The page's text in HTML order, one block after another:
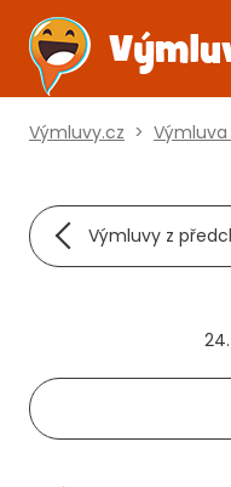
Výmluvy.cz >
Výmluvy z